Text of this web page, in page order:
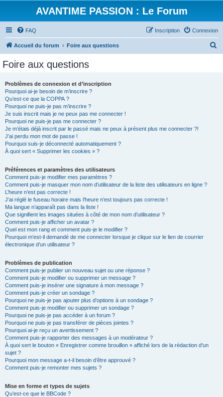
AVANTIME PASSION : Le Forum
FAQ Connexion
Inscription
Accueil du forum Foire aux questions
Foire aux questions
Problèmes de connexion et d’inscription
Pourquoi ai-je besoin de m’inscrire ?
Qu’est-ce que la COPPA ?
Pourquoi ne puis-je pas m’inscrire ?
Je suis inscrit mais je ne peux pas me connecter !
Pourquoi ne puis-je pas me connecter ?
Je m’étais déjà inscrit par le passé mais ne peux à présent plus me connecter ?!
J’ai perdu mon mot de passe !
Pourquoi suis-je déconnecté automatiquement ?
À quoi sert « Supprimer les cookies » ?
Préférences et paramètres des utilisateurs
Comment puis-je modifier mes paramètres ?
Comment puis-je masquer mon nom d’utilisateur de la liste des utilisateurs en ligne ?
L’heure n’est pas correcte !
J’ai réglé le fuseau horaire mais l’heure n’est toujours pas correcte !
Ma langue n’apparaît pas dans la liste !
Que signifient les images situées à côté de mon nom d’utilisateur ?
Comment puis-je afficher un avatar ?
Quel est mon rang et comment puis-je le modifier ?
Pourquoi m’est-il demandé de me connecter lorsque je clique sur le lien de courrier
électronique d’un utilisateur ?
Problèmes de publication
Comment puis-je publier un nouveau sujet ou une réponse ?
Comment puis-je modifier ou supprimer un message ?
Comment puis-je insérer une signature à mon message ?
Comment puis-je créer un sondage ?
Pourquoi ne puis-je pas ajouter plus d’options à un sondage ?
Comment puis-je modifier ou supprimer un sondage ?
Pourquoi ne puis-je pas accéder à un forum ?
Pourquoi ne puis-je pas transférer de pièces jointes ?
Pourquoi ai-je reçu un avertissement ?
Comment puis-je rapporter des messages à un modérateur ?
À quoi sert le bouton « Enregistrer comme brouillon » affiché lors de la rédaction d’un
sujet ?
Pourquoi mon message a-t-il besoin d’être approuvé ?
Comment puis-je remonter mes sujets ?
Mise en forme et types de sujets
Qu’est-ce que le BBCode ?